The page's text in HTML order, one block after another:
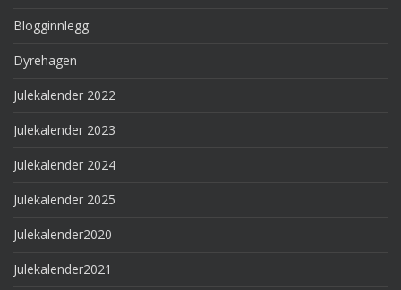
Blogginnlegg
Dyrehagen
Julekalender 2022
Julekalender 2023
Julekalender 2024
Julekalender 2025
Julekalender2020
Julekalender2021